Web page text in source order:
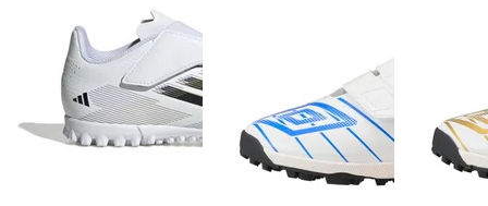
ホワイト×ブルー(01:PUMA WHITE-BRIGHT AQUA-ULTRA)
■甲材(アッパー):人工皮革
■底材(ソール):ゴム底
■用途(コートサーフェス):ターフ(人工芝)